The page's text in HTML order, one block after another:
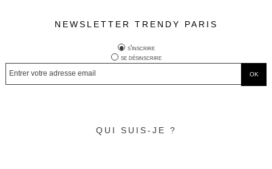
NEWSLETTER TRENDY PARIS
s'inscrire
se désinscrire
QUI SUIS-JE ?